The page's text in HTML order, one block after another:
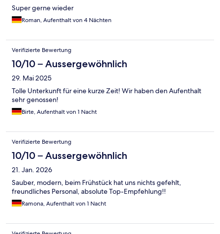
Super gerne wieder
Roman, Aufenthalt von 4 Nächten
Verifizierte Bewertung
10/10 – Aussergewöhnlich
29. Mai 2025
Tolle Unterkunft für eine kurze Zeit! Wir haben den Aufenthalt
sehr genossen!
Birte, Aufenthalt von 1 Nacht
Verifizierte Bewertung
10/10 – Aussergewöhnlich
21. Jan. 2026
Sauber, modern, beim Frühstück hat uns nichts gefehlt,
freundliches Personal, absolute Top-Empfehlung!!
Ramona, Aufenthalt von 1 Nacht